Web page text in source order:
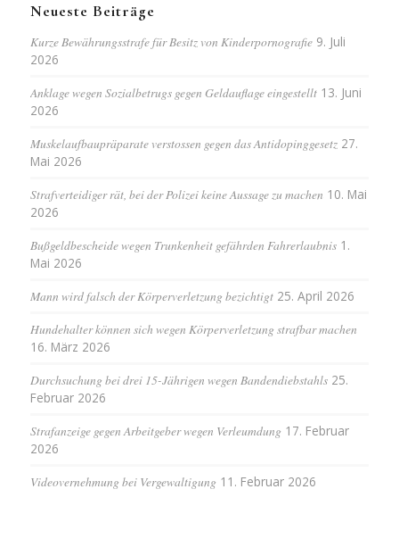
Neueste Beiträge
Kurze Bewährungsstrafe für Besitz von Kinderpornografie 9. Juli
2026
Anklage wegen Sozialbetrugs gegen Geldauflage eingestellt 13. Juni
2026
Muskelaufbaupräparate verstossen gegen das Antidopinggesetz 27.
Mai 2026
Strafverteidiger rät, bei der Polizei keine Aussage zu machen 10. Mai
2026
Bußgeldbescheide wegen Trunkenheit gefährden Fahrerlaubnis 1.
Mai 2026
Mann wird falsch der Körperverletzung bezichtigt 25. April 2026
Hundehalter können sich wegen Körperverletzung strafbar machen
16. März 2026
Durchsuchung bei drei 15-Jährigen wegen Bandendiebstahls 25.
Februar 2026
Strafanzeige gegen Arbeitgeber wegen Verleumdung 17. Februar
2026
Videovernehmung bei Vergewaltigung 11. Februar 2026